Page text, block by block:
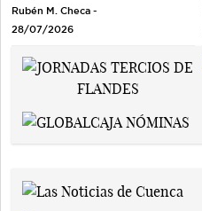
Rubén M. Checa -
28/07/2026